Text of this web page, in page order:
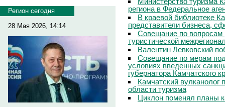
Регион сегодня
28 Мая 2026, 14:14
региона в Федеральное
В краевой библиотеке
представители бизнеса,
Совещание по вопросам
туристической
Валентин Левковский
Совещание по мерам
условиях введенных
губернатора Камчатского
Камчатский
области туризма
Циклон поменял планы